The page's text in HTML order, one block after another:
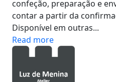
confeção, preparação e
contar a partir da
Disponível em outras...
Read more